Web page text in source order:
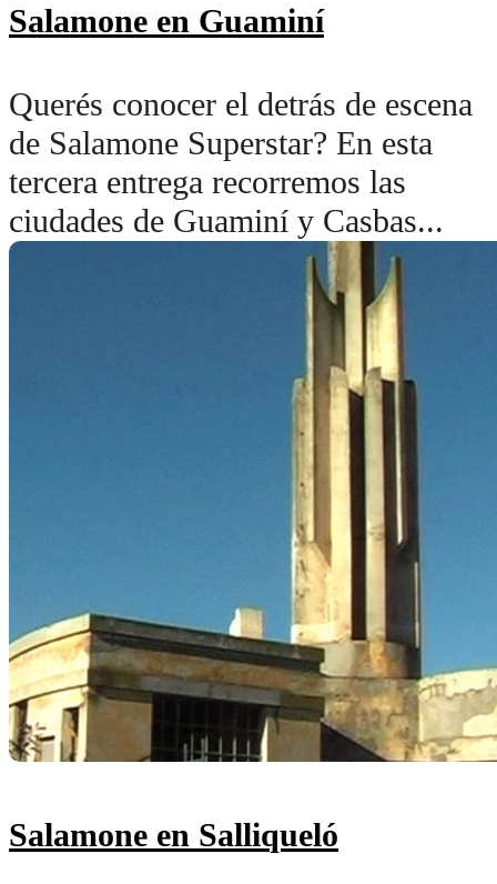
Salamone en Guaminí
Querés conocer el detrás de escena
de Salamone Superstar? En esta
tercera entrega recorremos las
ciudades de Guaminí y Casbas...
Salamone en Salliqueló